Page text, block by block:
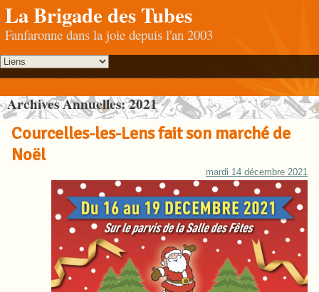
La Brigade des Tubes
Fanfaronne dans la joie depuis l'an 2003
Archives Annuelles:2021
Courcelles-les-Lens fait son marché de
Noël
mardi 14 décembre 2021